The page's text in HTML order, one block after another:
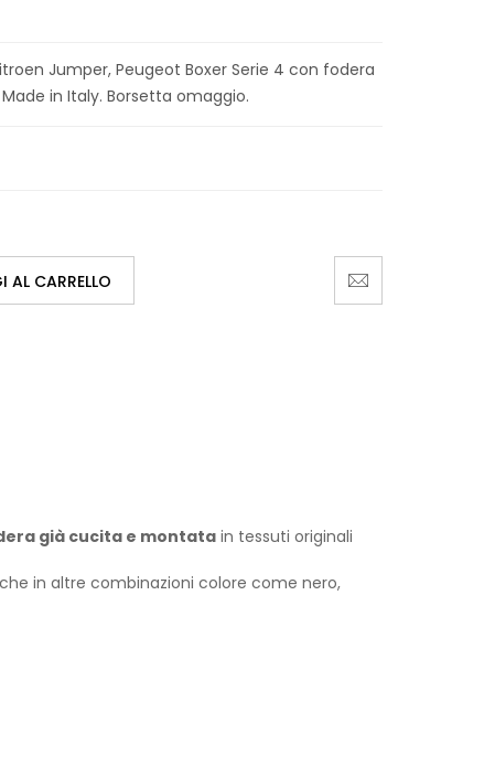
Jumper, Peugeot Boxer Serie 4 con fodera
in Italy. Borsetta omaggio.
AL CARRELLO
già cucita e montatain tessuti originali
in altre combinazioni colore come nero,